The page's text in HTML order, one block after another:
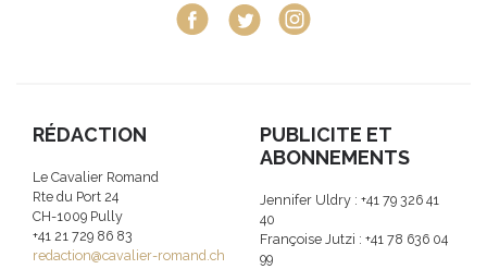
RÉDACTION
Le Cavalier Romand
Rte du Port 24
CH-1009 Pully
+41 21 729 86 83
redaction@cavalier-romand.ch
PUBLICITE ET
ABONNEMENTS
Jennifer Uldry : +41 79 326 41
40
Françoise Jutzi : +41 78 636 04
99